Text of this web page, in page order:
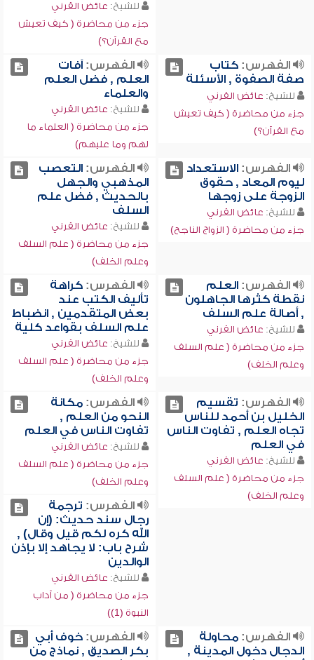
للشيخ: عائض القرني
جزء من محاضرة ( كيف تعيش
مع القرآن؟)
الفهرس:كتاب
صفة الصفوة , الأسئلة
للشيخ: عائض القرني
جزء من محاضرة ( كيف تعيش
مع القرآن؟)
الفهرس:آفات
العلم , فضل العلم
والعلماء
للشيخ: عائض القرني
جزء من محاضرة ( العلماء ما
لهم وما عليهم)
الفهرس:الاستعداد
ليوم المعاد , حقوق
الزوجة على زوجها
للشيخ: عائض القرني
جزء من محاضرة ( الزواج الناجح)
الفهرس:التعصب
المذهبي والجهل
بالحديث , فضل علم
السلف
للشيخ: عائض القرني
جزء من محاضرة ( علم السلف
وعلم الخلف)
الفهرس:العلم
نقطة كثرها الجاهلون
, أصالة علم السلف
للشيخ: عائض القرني
جزء من محاضرة ( علم السلف
وعلم الخلف)
الفهرس:كراهة
تأليف الكتب عند
بعض المتقدمين , انضباط
علم السلف بقواعد كلية
للشيخ: عائض القرني
جزء من محاضرة ( علم السلف
وعلم الخلف)
الفهرس: تقسيم
الخليل بن أحمد للناس
تجاه العلم , تفاوت الناس
في العلم
للشيخ: عائض القرني
جزء من محاضرة ( علم السلف
وعلم الخلف)
الفهرس:مكانة
النحو من العلم ,
تفاوت الناس في العلم
للشيخ: عائض القرني
جزء من محاضرة ( علم السلف
وعلم الخلف)
الفهرس: ترجمة
رجال سند حديث: (إن
الله كره لكم قيل وقال) ,
شرح باب: لا يجاهد إلا بإذن
الوالدين
للشيخ: عائض القرني
جزء من محاضرة ( من آداب
النبوة (1))
الفهرس:محاولة
الدجال دخول المدينة ,
الفهرس:خوف أبي
بكر الصديق , نماذج من